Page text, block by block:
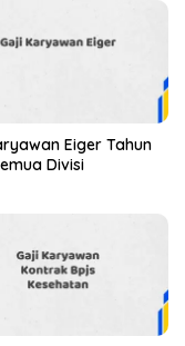
Eiger Tahun
Divisi